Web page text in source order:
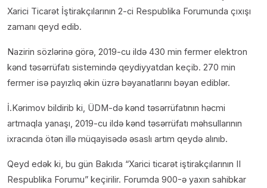
Xarici Ticarət İştirakçılarının 2-ci Respublika Forumunda çıxışı
zamanı qeyd edib.
Nazirin sözlərinə görə, 2019-cu ildə 430 min fermer elektron
kənd təsərrüfatı sistemində qeydiyyatdan keçib. 270 min
fermer isə payızlıq əkin üzrə bəyanatlarını bəyan ediblər.
İ.Kərimov bildirib ki, ÜDM-də kənd təsərrüfatının həcmi
artmaqla yanaşı, 2019-cu ildə kənd təsərrüfatı məhsullarının
ixracında ötən illə müqayisədə əsaslı artım qeydə alınıb.
Qeyd edək ki, bu gün Bakıda “Xarici ticarət iştirakçılarının II
Respublika Forumu” keçirilir. Forumda 900-ə yaxın sahibkar